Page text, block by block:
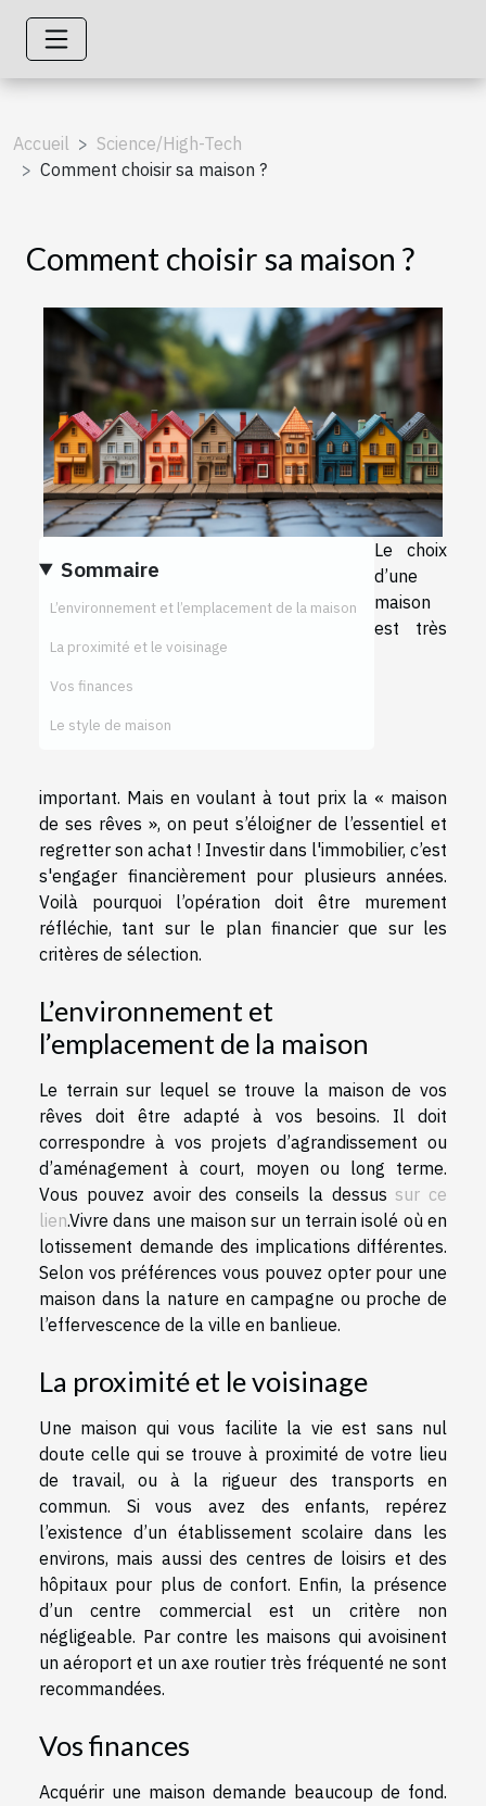
Accueil
Science/High-Tech
Comment choisir sa maison ?
Comment choisir sa maison ?
Sommaire
L’environnement et l’emplacement de la maison
La proximité et le voisinage
Vos finances
Le style de maison
Le choix
d’une
maison
est très
important. Mais en voulant à tout prix la « maison
de ses rêves », on peut s’éloigner de l’essentiel et
regretter son achat ! Investir dans l'immobilier, c’est
s'engager financièrement pour plusieurs années.
Voilà pourquoi l’opération doit être murement
réfléchie, tant sur le plan financier que sur les
critères de sélection.
L’environnement et
l’emplacement de la maison
Le terrain sur lequel se trouve la maison de vos
rêves doit être adapté à vos besoins. Il doit
correspondre à vos projets d’agrandissement ou
d’aménagement à court, moyen ou long terme.
Vous pouvez avoir des conseils la dessus sur ce
lien.Vivre dans une maison sur un terrain isolé où en
lotissement demande des implications différentes.
Selon vos préférences vous pouvez opter pour une
maison dans la nature en campagne ou proche de
l’effervescence de la ville en banlieue.
La proximité et le voisinage
Une maison qui vous facilite la vie est sans nul
doute celle qui se trouve à proximité de votre lieu
de travail, ou à la rigueur des transports en
commun. Si vous avez des enfants, repérez
l’existence d’un établissement scolaire dans les
environs, mais aussi des centres de loisirs et des
hôpitaux pour plus de confort. Enfin, la présence
d’un centre commercial est un critère non
négligeable. Par contre les maisons qui avoisinent
un aéroport et un axe routier très fréquenté ne sont
recommandées.
Vos finances
Acquérir une maison demande beaucoup de fond.